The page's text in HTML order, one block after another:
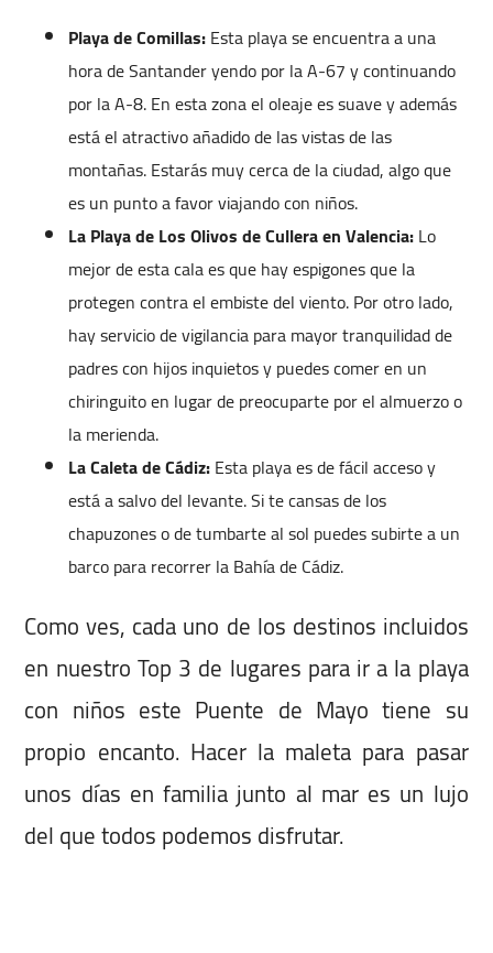
Playa de Comillas:Esta playa se encuentra a una
hora de Santander yendo por la A-67 y continuando
por la A-8. En esta zona el oleaje es suave y además
está el atractivo añadido de las vistas de las
montañas. Estarás muy cerca de la ciudad, algo que
es un punto a favor viajando con niños.
La Playa de Los Olivos de Cullera en Valencia:Lo
mejor de esta cala es que hay espigones que la
protegen contra el embiste del viento. Por otro lado,
hay servicio de vigilancia para mayor tranquilidad de
padres con hijos inquietos y puedes comer en un
chiringuito en lugar de preocuparte por el almuerzo o
la merienda.
La Caleta de Cádiz:Esta playa es de fácil acceso y
está a salvo del levante. Si te cansas de los
chapuzones o de tumbarte al sol puedes subirte a un
barco para recorrer la Bahía de Cádiz.
Como ves, cada uno de los destinos incluidos
en nuestro Top 3 de lugares para ir a la playa
con niños este Puente de Mayo tiene su
propio encanto. Hacer la maleta para pasar
unos días en familia junto al mar es un lujo
del que todos podemos disfrutar.